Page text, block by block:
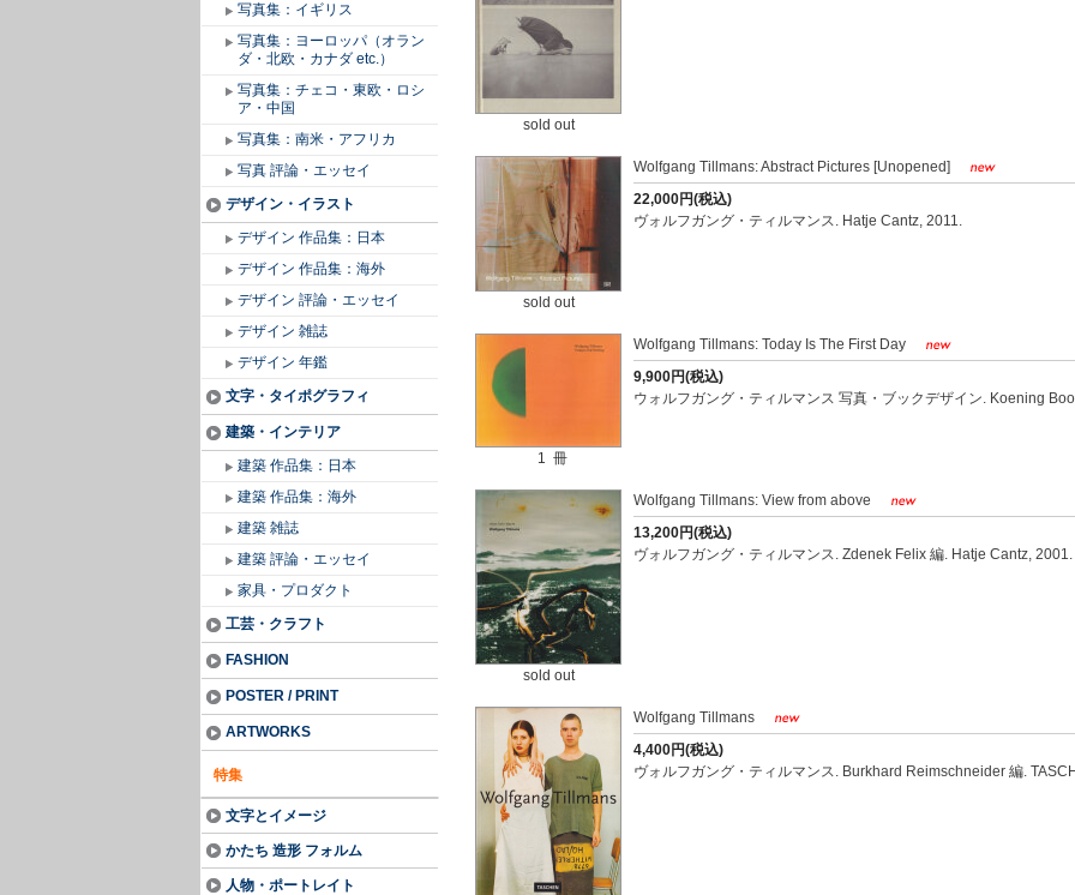
写真集：イギリス
写真集：ヨーロッパ（オラン
ダ・北欧・カナダ etc.）
写真集：チェコ・東欧・ロシ
ア・中国
写真集：南米・アフリカ
写真 評論・エッセイ
デザイン・イラスト
デザイン 作品集：日本
デザイン 作品集：海外
デザイン 評論・エッセイ
デザイン 雑誌
デザイン 年鑑
文字・タイポグラフィ
建築・インテリア
建築 作品集：日本
建築 作品集：海外
建築 雑誌
建築 評論・エッセイ
家具・プロダクト
工芸・クラフト
FASHION
POSTER / PRINT
ARTWORKS
特集
文字とイメージ
かたち 造形 フォルム
人物・ポートレイト
sold out
sold out
Wolfgang Tillmans: Abstract Pictures [Unopened]
22,000円(税込)
ヴォルフガング・ティルマンス. Hatje Cantz, 2011.
1 冊
Wolfgang Tillmans: Today Is The First Day
9,900円(税込)
ウォルフガング・ティルマンス 写真・ブックデザイン. Koening
sold out
Wolfgang Tillmans: View from above
13,200円(税込)
ヴォルフガング・ティルマンス. Zdenek Felix 編. Hatje Cantz, 2001.
Wolfgang Tillmans
4,400円(税込)
ヴォルフガング・ティルマンス. Burkhard Reimschneider 編.